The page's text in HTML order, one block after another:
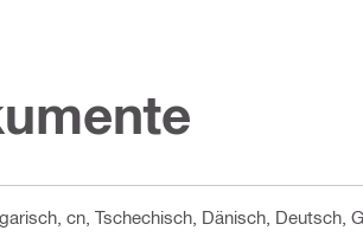
cn, Tschechisch, Dänisch,